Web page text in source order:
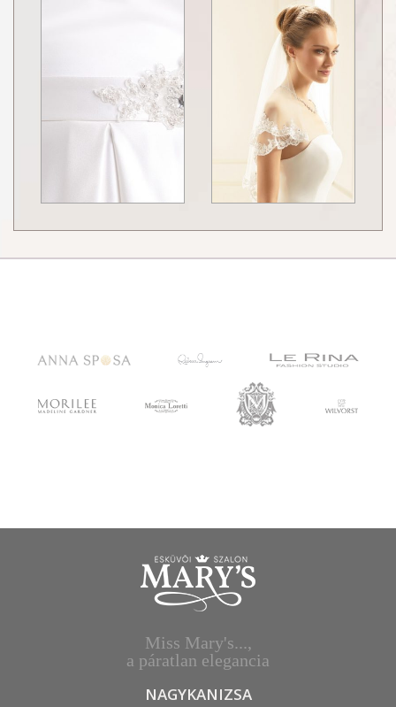
Miss Mary's...,
a páratlan elegancia
NAGYKANIZSA